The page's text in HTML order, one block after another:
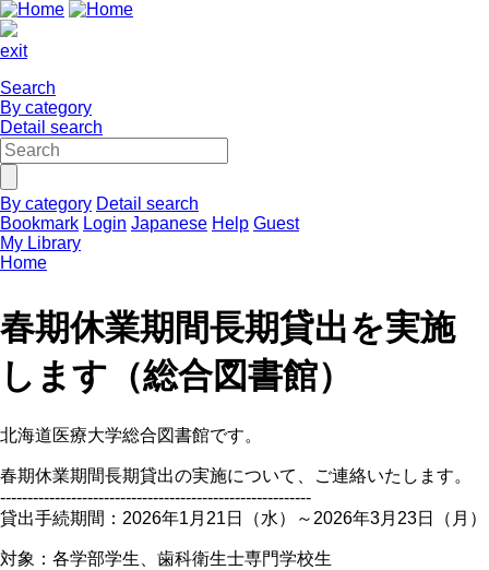
exit
Search
By category
Detail search
By category Detail search
Bookmark Login Japanese Help Guest
My Library
Home
春期休業期間長期貸出を実施
します（総合図書館）
北海道医療大学総合図書館です。
春期休業期間長期貸出の実施について、ご連絡いたします。
---------------------------------------------------------
貸出手続期間：2026年1月21日（水）～2026年3月23日（月）
対象：各学部学生、歯科衛生士専門学校生